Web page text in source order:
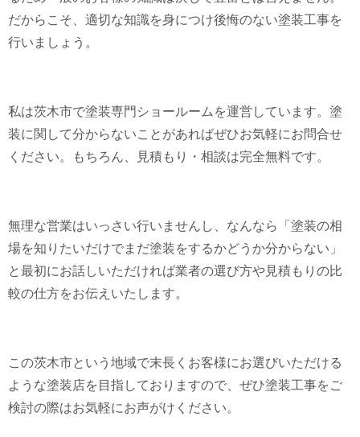
だからこそ、適切な知識を身につけ後悔のない塗装工事を
行いましょう。
私は茨木市で塗装専門ショールームを運営しています。塗
装に関して分からないことがあればぜひお気軽にお問合せ
ください。もちろん、見積もり・相談は完全無料です。
無理な営業はいっさい行いませんし、なんなら「塗装の相
場を知りたいだけでまだ塗装をするかどうか分からない」
と最初にお話しいただければ業者の選び方や見積もりの比
較の仕方をお伝えいたします。
この茨木市という地域で末長くお客様にお選びいただける
ような塗装店を目指しておりますので、ぜひ塗装工事をご
検討の際はお気軽にお声がけください。